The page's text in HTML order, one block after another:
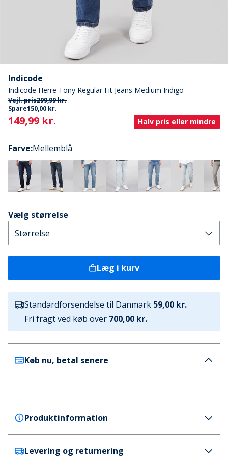
Indicode
Indicode Herre Tony Regular Fit Jeans Medium Indigo
Vejl. pris299,99 kr.
Spare150,00 kr.
Current
149,99 kr. Halv pris eller mindre
Farve:Mellemblå
Vælg størrelse
Læg i kurv
Standardforsendelse til Danmark 59,00 kr.
Fri fragt ved køb over 700,00 kr.
Køb nu, betal senere
Produktinformation
Indicode
Levering og returnering